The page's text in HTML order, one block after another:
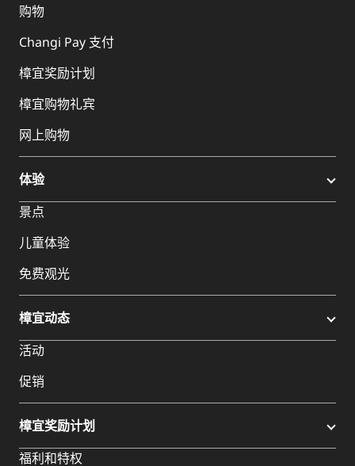
购物
Changi Pay 支付
樟宜奖励计划
樟宜购物礼宾
网上购物
体验
景点
儿童体验
免费观光
樟宜动态
活动
促销
樟宜奖励计划
福利和特权